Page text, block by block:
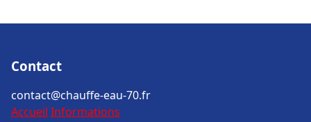
Contact
contact@chauffe-eau-70.fr
Accueil Informations